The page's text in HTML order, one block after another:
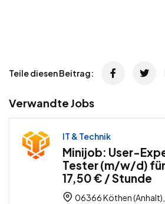
Teile diesen Beitrag:
Verwandte Jobs
IT & Technik
Minijob: User-
Tester (m/w/d)
17,50 € / Stunde
06366 Köthen